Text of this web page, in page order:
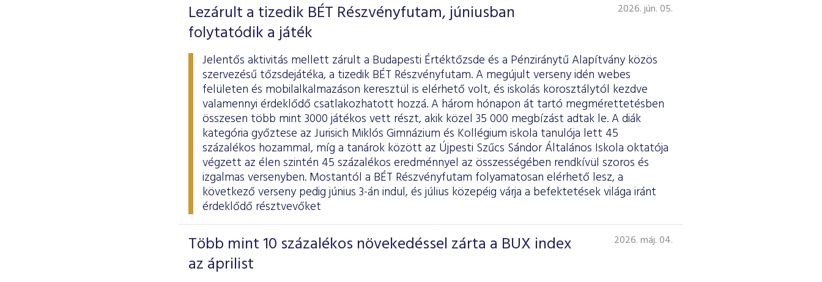
Lezárult a tizedik BÉT Részvényfutam, júniusban
folytatódik a játék
2026. jún. 05.
Jelentős aktivitás mellett zárult a Budapesti Értéktőzsde és a Pénziránytű Alapítvány közös
szervezésű tőzsdejátéka, a tizedik BÉT Részvényfutam. A megújult verseny idén webes
felületen és mobilalkalmazáson keresztül is elérhető volt, és iskolás korosztálytól kezdve
valamennyi érdeklődő csatlakozhatott hozzá. A három hónapon át tartó megmérettetésben
összesen több mint 3000 játékos vett részt, akik közel 35 000 megbízást adtak le. A diák
kategória győztese az Jurisich Miklós Gimnázium és Kollégium iskola tanulója lett 45
százalékos hozammal, míg a tanárok között az Újpesti Szűcs Sándor Általános Iskola oktatója
végzett az élen szintén 45 százalékos eredménnyel az összességében rendkívül szoros és
izgalmas versenyben. Mostantól a BÉT Részvényfutam folyamatosan elérhető lesz, a
következő verseny pedig június 3-án indul, és július közepéig várja a befektetések világa iránt
érdeklődő résztvevőket
Több mint 10 százalékos növekedéssel zárta a BUX index
az áprilist
2026. máj. 04.